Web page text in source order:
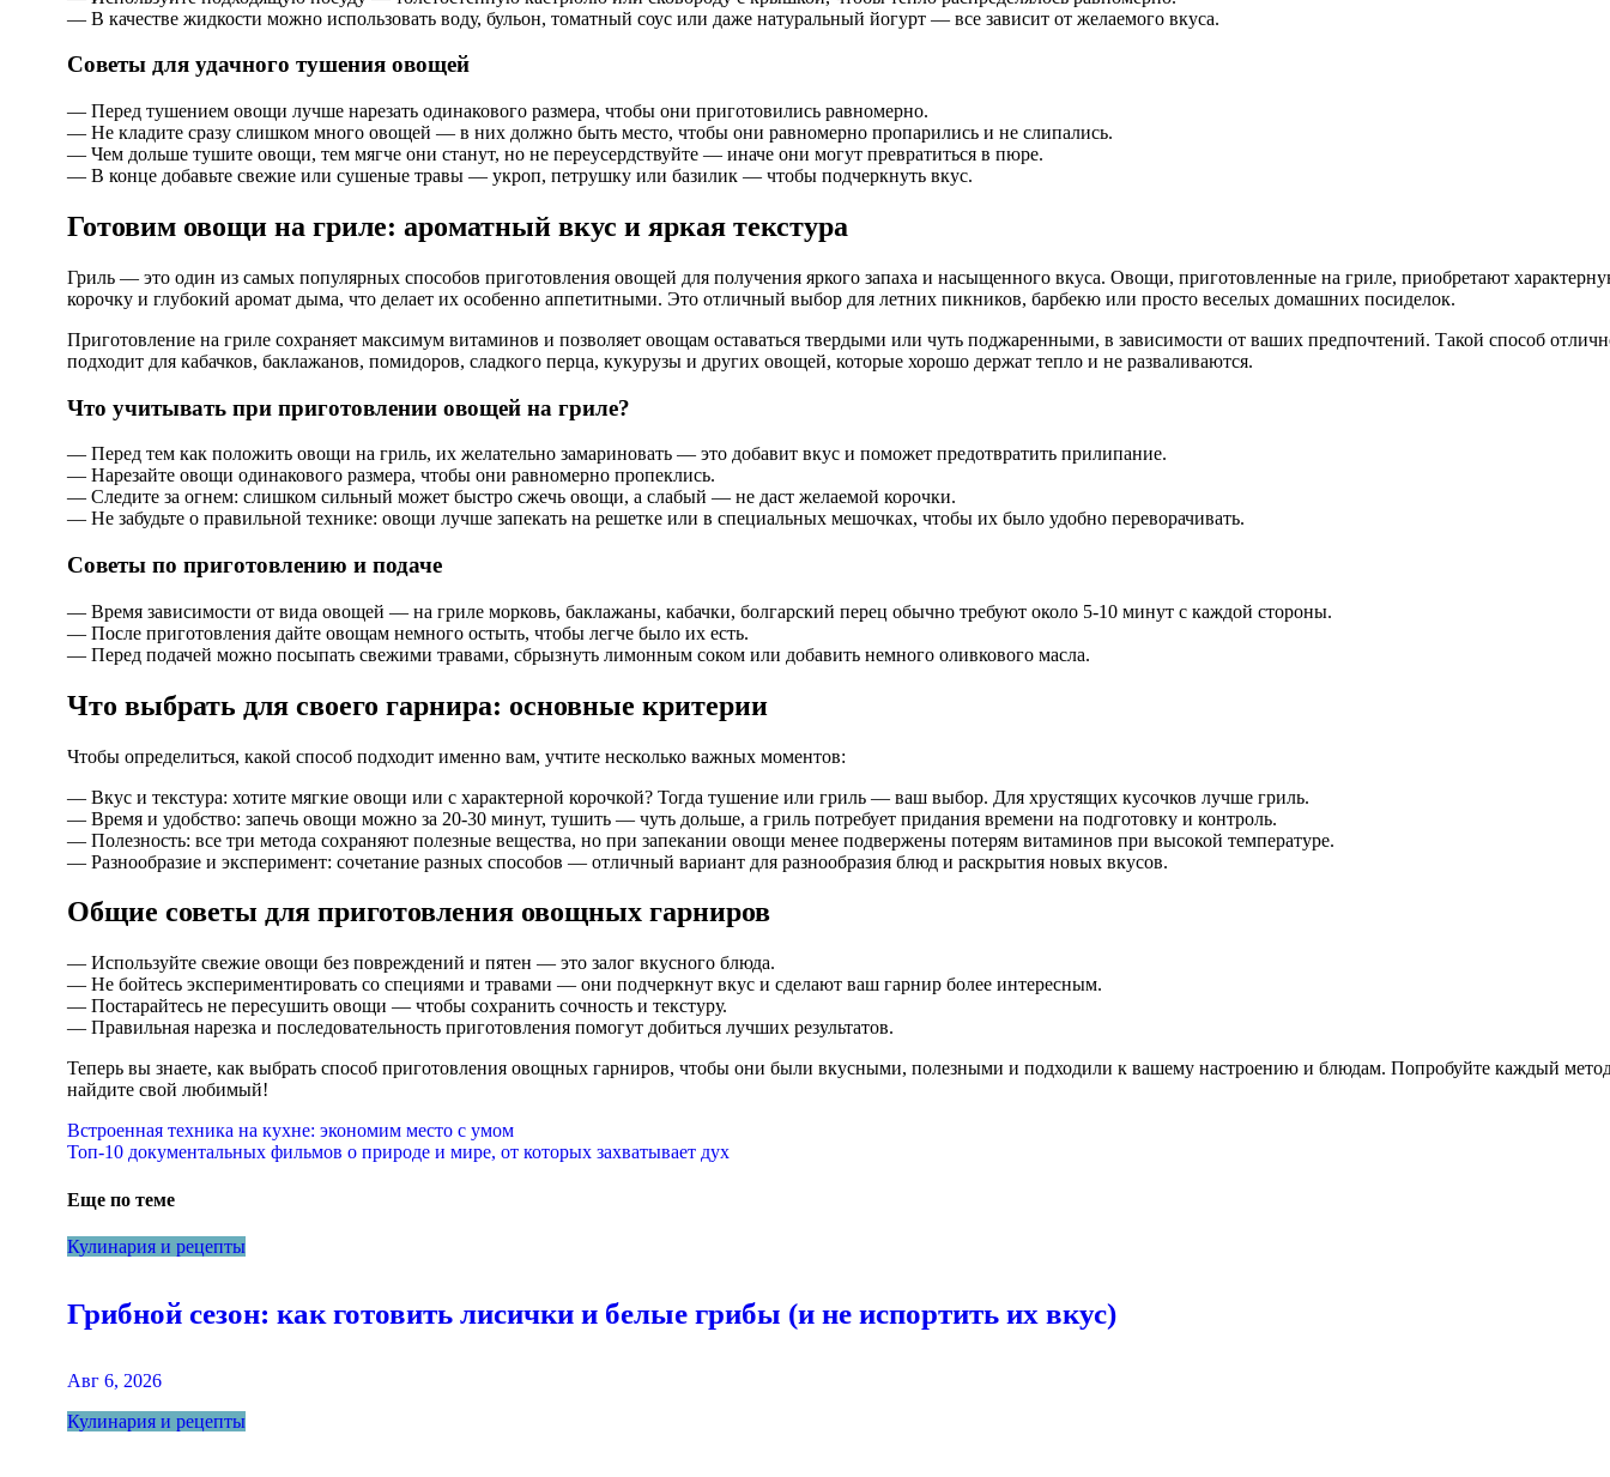
— В качестве жидкости можно использовать воду, бульон, томатный соус или даже натуральный йогурт — все зависит от желаемого вкуса.
Советы для удачного тушения овощей
— Перед тушением овощи лучше нарезать одинакового размера, чтобы они приготовились равномерно.
— Не кладите сразу слишком много овощей — в них должно быть место, чтобы они равномерно пропарились и не слипались.
— Чем дольше тушите овощи, тем мягче они станут, но не переусердствуйте — иначе они могут превратиться в пюре.
— В конце добавьте свежие или сушеные травы — укроп, петрушку или базилик — чтобы подчеркнуть вкус.
Готовим овощи на гриле: ароматный вкус и яркая текстура
Гриль — это один из самых популярных способов приготовления овощей для получения яркого запаха и насыщенного вкуса. Овощи, приготовленные на гриле, приобретают
корочку и глубокий аромат дыма, что делает их особенно аппетитными. Это отличный выбор для летних пикников, барбекю или просто веселых домашних посиделок.
Приготовление на гриле сохраняет максимум витаминов и позволяет овощам оставаться твердыми или чуть поджаренными, в зависимости от ваших предпочтений. Такой способ
подходит для кабачков, баклажанов, помидоров, сладкого перца, кукурузы и других овощей, которые хорошо держат тепло и не разваливаются.
Что учитывать при приготовлении овощей на гриле?
— Перед тем как положить овощи на гриль, их желательно замариновать — это добавит вкус и поможет предотвратить прилипание.
— Нарезайте овощи одинакового размера, чтобы они равномерно пропеклись.
— Следите за огнем: слишком сильный может быстро сжечь овощи, а слабый — не даст желаемой корочки.
— Не забудьте о правильной технике: овощи лучше запекать на решетке или в специальных мешочках, чтобы их было удобно переворачивать.
Советы по приготовлению и подаче
— Время зависимости от вида овощей — на гриле морковь, баклажаны, кабачки, болгарский перец обычно требуют около 5-10 минут с каждой стороны.
— После приготовления дайте овощам немного остыть, чтобы легче было их есть.
— Перед подачей можно посыпать свежими травами, сбрызнуть лимонным соком или добавить немного оливкового масла.
Что выбрать для своего гарнира: основные критерии
Чтобы определиться, какой способ подходит именно вам, учтите несколько важных моментов:
— Вкус и текстура: хотите мягкие овощи или с характерной корочкой? Тогда тушение или гриль — ваш выбор. Для хрустящих кусочков лучше гриль.
— Время и удобство: запечь овощи можно за 20-30 минут, тушить — чуть дольше, а гриль потребует придания времени на подготовку и контроль.
— Полезность: все три метода сохраняют полезные вещества, но при запекании овощи менее подвержены потерям витаминов при высокой температуре.
— Разнообразие и эксперимент: сочетание разных способов — отличный вариант для разнообразия блюд и раскрытия новых вкусов.
Общие советы для приготовления овощных гарниров
— Используйте свежие овощи без повреждений и пятен — это залог вкусного блюда.
— Не бойтесь экспериментировать со специями и травами — они подчеркнут вкус и сделают ваш гарнир более интересным.
— Постарайтесь не пересушить овощи — чтобы сохранить сочность и текстуру.
— Правильная нарезка и последовательность приготовления помогут добиться лучших результатов.
Теперь вы знаете, как выбрать способ приготовления овощных гарниров, чтобы они были вкусными, полезными и подходили к вашему настроению и блюдам. Попробуйте каждый
найдите свой любимый!
Навигация
по
записям
Встроенная техника на кухне: экономим место с умом
Топ-10 документальных фильмов о природе и мире, от которых захватывает дух
Еще по теме
Кулинария и рецепты
Грибной сезон: как готовить лисички и белые грибы (и не испортить их вкус)
Авг 6, 2026
Кулинария и рецепты